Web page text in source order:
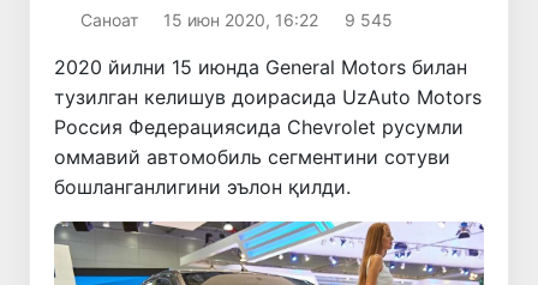
Саноат 15 июн 2020, 16:22 9 545
2020 йилни 15 июнда General Motors билан
тузилган келишув доирасида UzAuto Motors
Россия Федерациясида Chevrolet русумли
оммавий автомобиль сегментини сотуви
бошланганлигини эълон қилди.